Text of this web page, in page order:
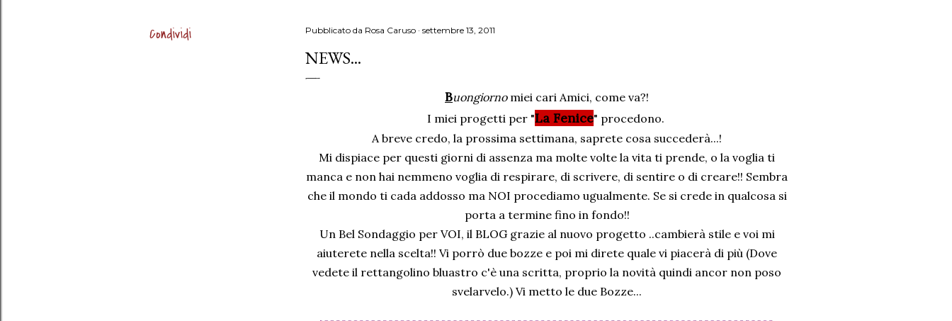
Condividi Pubblicato da Rosa Caruso settembre 13, 2011
NEWS...
Buongiornomiei cari Amici, come va?!
I miei progetti per "La Fenice" procedono.
A breve credo, la prossima settimana, saprete cosa succederà...!
Mi dispiace per questi giorni di assenza ma molte volte la vita ti prende, o la voglia ti
manca e non hai nemmeno voglia di respirare, di scrivere, di sentire o di creare!! Sembra
che il mondo ti cada addosso ma NOI procediamo ugualmente. Se si crede in qualcosa si
porta a termine fino in fondo!!
Un Bel Sondaggio per VOI, il BLOG grazie al nuovo progetto ..cambierà stile e voi mi
aiuterete nella scelta!! Vi porrò due bozze e poi mi direte quale vi piacerà di più (Dove
vedete il rettangolino bluastro c'è una scritta, proprio la novità quindi ancor non poso
svelarvelo.) Vi metto le due Bozze...